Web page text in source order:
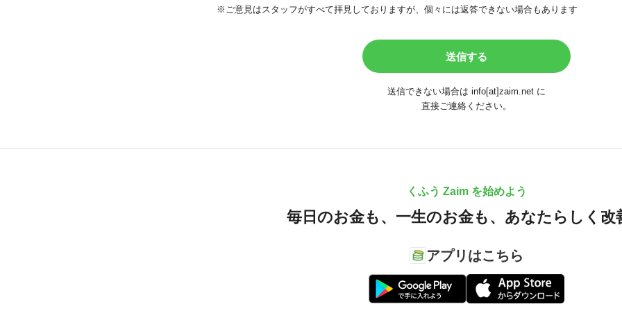
※ご意見はスタッフがすべて拝見しておりますが、個々には返答できない場合もあります
送信できない場合は info[at]zaim.net に
直接ご連絡ください。
くふう Zaim を始めよう
毎日のお金も、 一生のお金も、 あなたらしく改
アプリはこちら